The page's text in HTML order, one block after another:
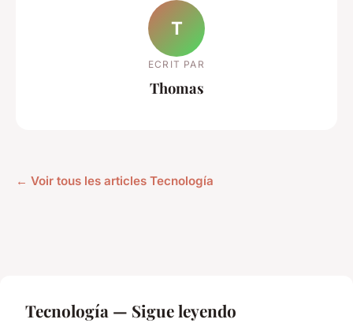
T
ECRIT PAR
Thomas
← Voir tous les articles Tecnología
Tecnología — Sigue leyendo